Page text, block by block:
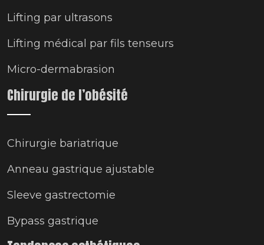
Lifting par ultrasons
Lifting médical par fils tenseurs
Micro-dermabrasion
Chirurgie de l’obésité
Chirurgie bariatrique
Anneau gastrique ajustable
Sleeve gastrectomie
Bypass gastrique